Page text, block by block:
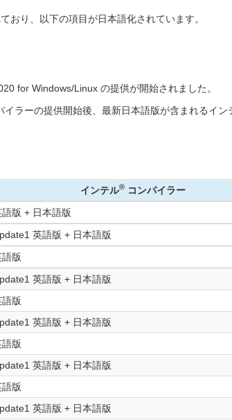
おり、以下の項目が日本語化されています。
for Windows/Linux の提供が開始されました。
ラーの提供開始後、最新日本語版が含まれるイン
インテル®コンパイラー
版 + 日本語版
英語版 + 日本語版
版
英語版 + 日本語版
版
英語版 + 日本語版
版
英語版 + 日本語版
版
英語版 + 日本語版